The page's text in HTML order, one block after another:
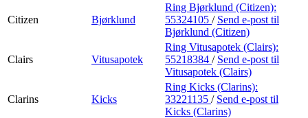
Citizen Bjørklund
Ring Bjørklund (Citizen):
55324105 / Send e-post til
Bjørklund (Citizen)
Clairs Vitusapotek
Ring Vitusapotek (Clairs):
55218384 / Send e-post til
Vitusapotek (Clairs)
Clarins Kicks
Ring Kicks (Clarins):
33221135 / Send e-post til
Kicks (Clarins)